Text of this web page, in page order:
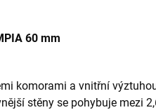
60 mm
komorami a vnitřní
stěny se pohybuje mezi